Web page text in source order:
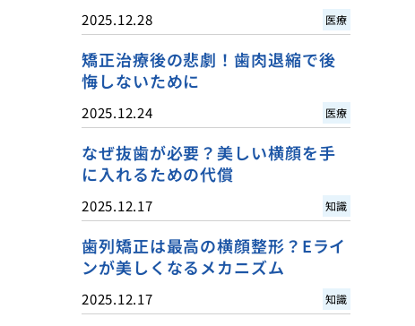
2025.12.28 医療
矯正治療後の悲劇！歯肉退縮で後
悔しないために
2025.12.24 医療
なぜ抜歯が必要？美しい横顔を手
に入れるための代償
2025.12.17 知識
歯列矯正は最高の横顔整形？Eライ
ンが美しくなるメカニズム
2025.12.17 知識